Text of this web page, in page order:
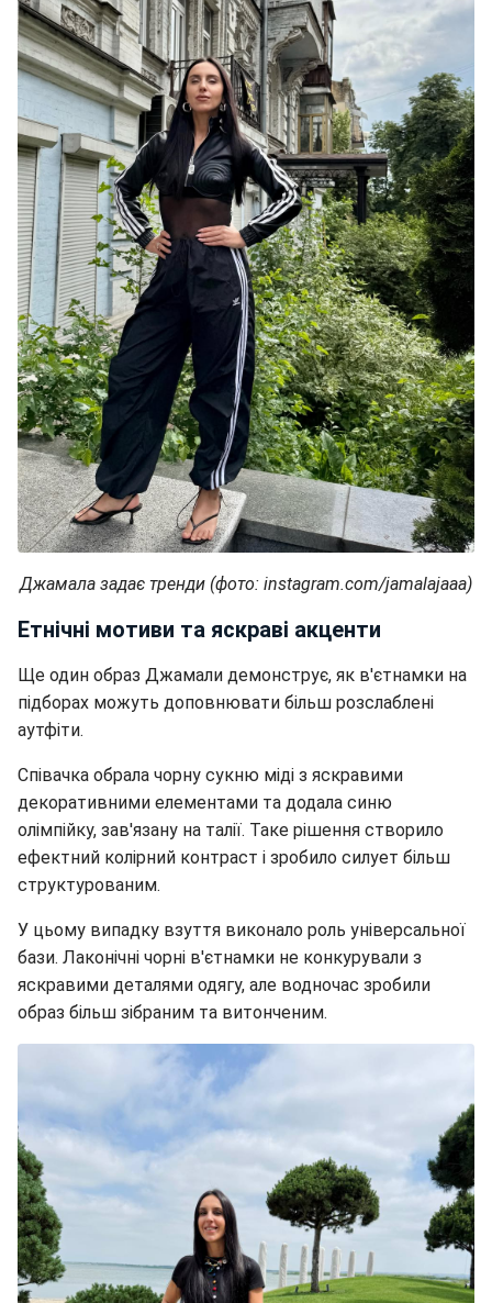
Джамала задає тренди (фото: instagram.com/jamalajaaa)
Етнічні мотиви та яскраві акценти
Ще один образ Джамали демонструє, як в'єтнамки на
підборах можуть доповнювати більш розслаблені
аутфіти.
Співачка обрала чорну сукню міді з яскравими
декоративними елементами та додала синю
олімпійку, зав'язану на талії. Таке рішення створило
ефектний колірний контраст і зробило силует більш
структурованим.
У цьому випадку взуття виконало роль універсальної
бази. Лаконічні чорні в'єтнамки не конкурували з
яскравими деталями одягу, але водночас зробили
образ більш зібраним та витонченим.